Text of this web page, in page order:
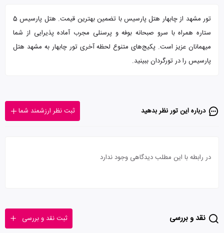
تور مشهد از چابهار هتل پارسیس با تضمین بهترین قیمت. هتل پارسیس 5
ستاره همراه با سرو صبحانه بوفه و پرسنلی مجرب آماده پذیرایی از شما
میهمانان عزیز است. پکیج‌های متنوع لحظه آخری تور چابهار به مشهد هتل
پارسیس را در تورگردان ببینید.
درباره این تور‌ نظر بدهید ثبت نظر ارزشمند شما
در رابطه با این مطلب دیدگاهی وجود ندارد
نقد و بررسی ثبت نقد و بررسی